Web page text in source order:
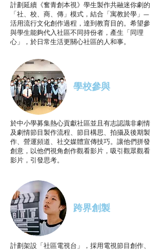
計劃延續《奮青創本視》學生製作共融迷你劇的
「社、校、商、傳」模式，結合「寓教於學」—
活用流行文化創作過程，達到教育目的。希望參
與學生能夠代入社區不同持份者，產生「同理
心」，於日常生活更關心社區的人和事。
學校參與
於中小學募集熱心貢獻社區並且有志認識非劇情
及劇情節目製作流程、節目構思、拍攝及後期製
作、營運頻道、社交媒體宣傳技巧。讓他們拼發
創意，以他們視角創作觀看影片，吸引觀眾觀看
影片，引發思考。
跨界創製
計劃架設「社區電視台」，採用電視節目創作、